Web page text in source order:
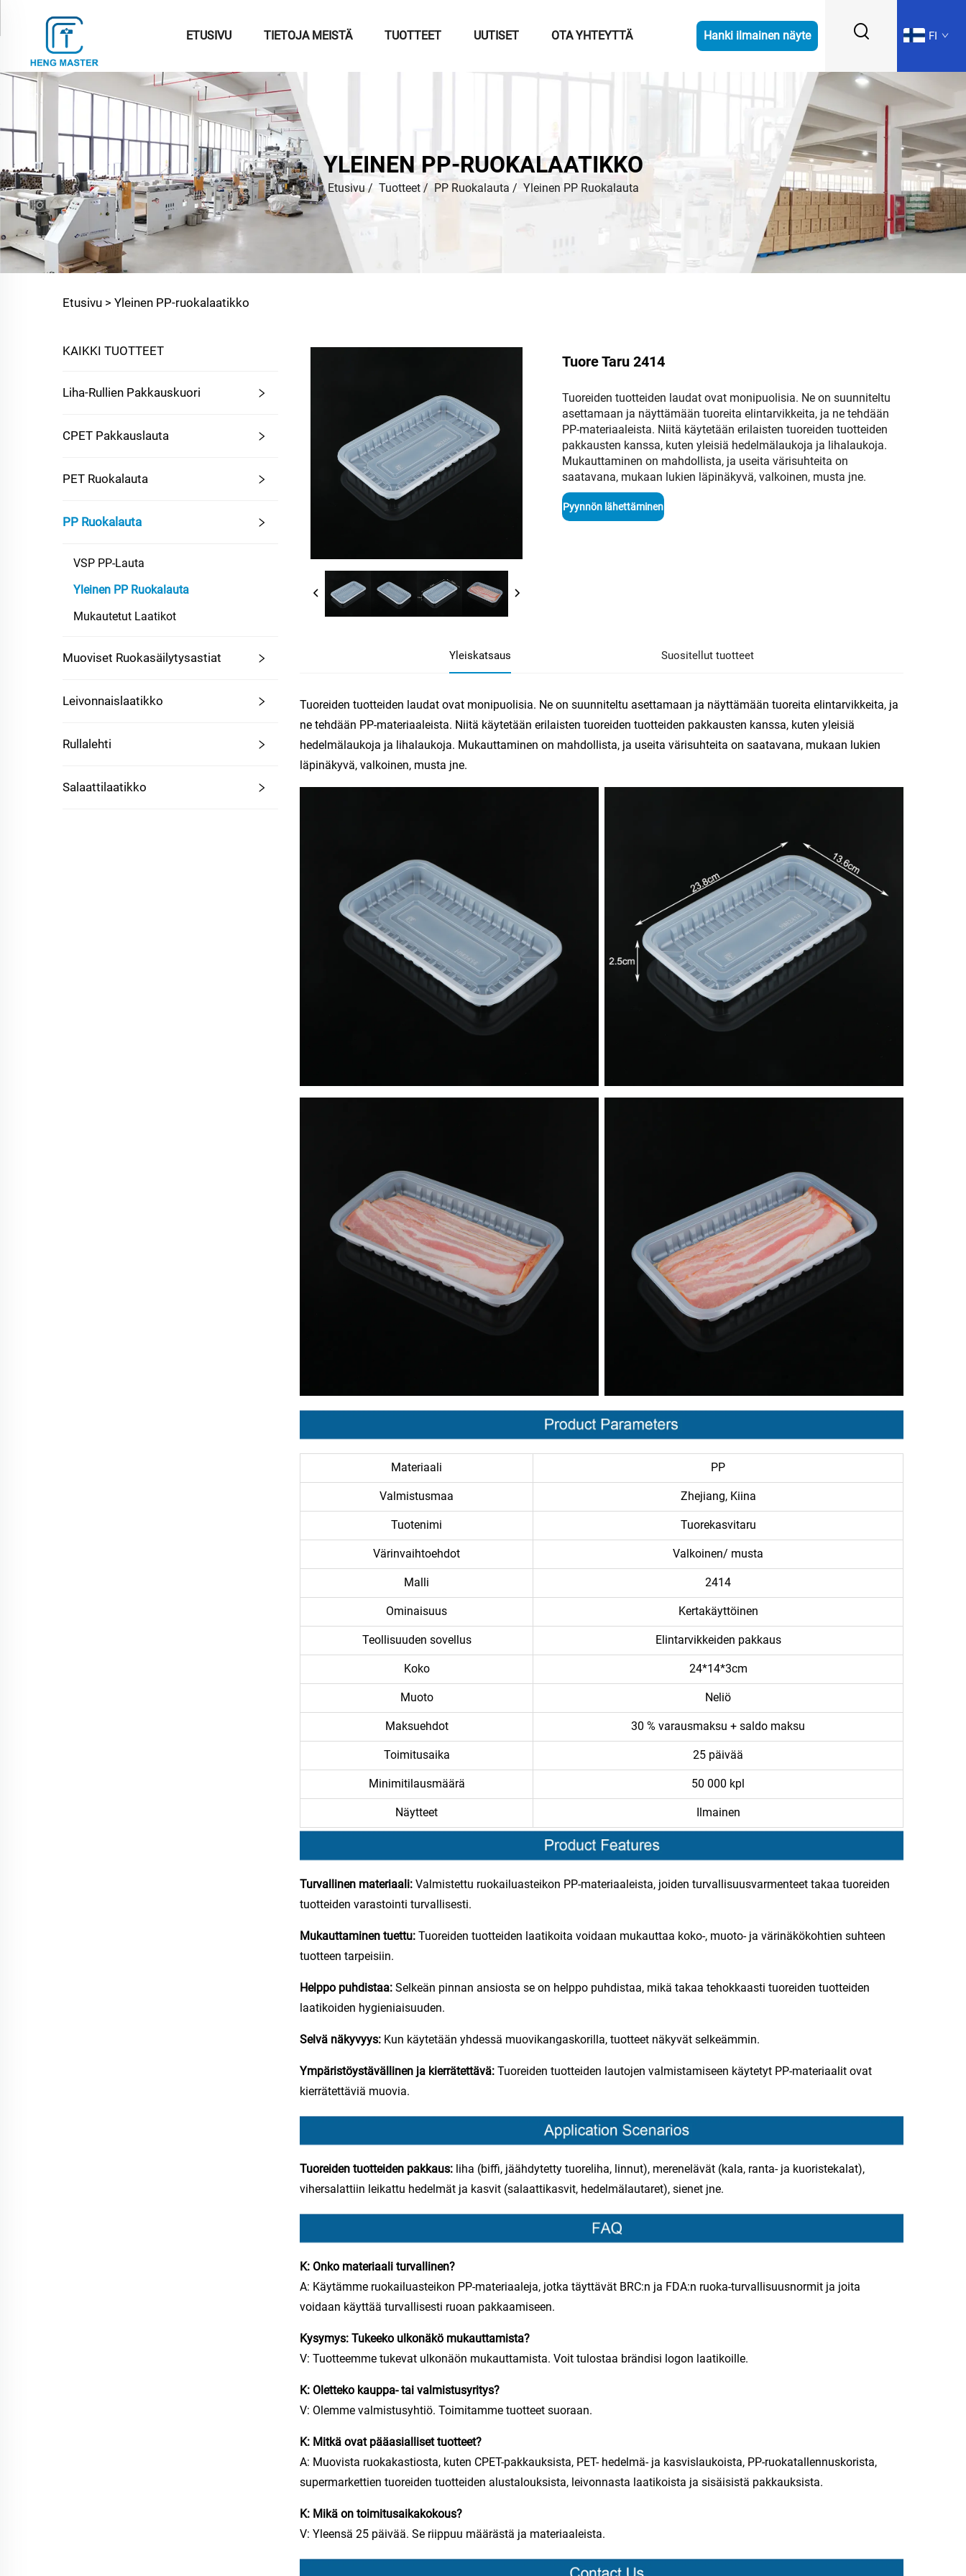
ETUSIVU TIETOJA MEISTÄ TUOTTEET UUTISET OTA YHTEYTTÄ Hanki ilmainen näyte FI
YLEINEN PP-RUOKALAATIKKO
Etusivu/ Tuotteet/ PP Ruokalauta / Yleinen PP Ruokalauta
Etusivu > Yleinen PP-ruokalaatikko
KAIKKI TUOTTEET
Liha-Rullien Pakkauskuori
CPET Pakkauslauta
PET Ruokalauta
PP Ruokalauta
VSP PP-Lauta
Yleinen PP Ruokalauta
Mukautetut Laatikot
Muoviset Ruokasäilytysastiat
Leivonnaislaatikko
Rullalehti
Salaattilaatikko
Tuore Taru 2414
Tuoreiden tuotteiden laudat ovat monipuolisia. Ne on suunniteltu
asettamaan ja näyttämään tuoreita elintarvikkeita, ja ne tehdään
PP-materiaaleista. Niitä käytetään erilaisten tuoreiden tuotteiden
pakkausten kanssa, kuten yleisiä hedelmälaukoja ja lihalaukoja.
Mukauttaminen on mahdollista, ja useita värisuhteita on
saatavana, mukaan lukien läpinäkyvä, valkoinen, musta jne.
Pyynnön lähettäminen
Yleiskatsaus Suositellut tuotteet
Tuoreiden tuotteiden laudat ovat monipuolisia. Ne on suunniteltu asettamaan ja näyttämään tuoreita elintarvikkeita, ja
ne tehdään PP-materiaaleista. Niitä käytetään erilaisten tuoreiden tuotteiden pakkausten kanssa, kuten yleisiä
hedelmälaukoja ja lihalaukoja. Mukauttaminen on mahdollista, ja useita värisuhteita on saatavana, mukaan lukien
läpinäkyvä, valkoinen, musta jne.
Materiaali PP
Valmistusmaa Zhejiang, Kiina
Tuotenimi Tuorekasvitaru
Värinvaihtoehdot Valkoinen/ musta
Malli 2414
Ominaisuus Kertakäyttöinen
Teollisuuden sovellus Elintarvikkeiden pakkaus
Koko 24*14*3cm
Muoto Neliö
Maksuehdot 30 % varausmaksu + saldo maksu
Toimitusaika 25 päivää
Minimitilausmäärä 50 000 kpl
Näytteet Ilmainen
Turvallinen materiaali: Valmistettu ruokailuasteikon PP-materiaaleista, joiden turvallisuusvarmenteet takaa tuoreiden
tuotteiden varastointi turvallisesti.
Mukauttaminen tuettu: Tuoreiden tuotteiden laatikoita voidaan mukauttaa koko-, muoto- ja värinäkökohtien suhteen
tuotteen tarpeisiin.
Helppo puhdistaa: Selkeän pinnan ansiosta se on helppo puhdistaa, mikä takaa tehokkaasti tuoreiden tuotteiden
laatikoiden hygieniaisuuden.
Selvä näkyvyys: Kun käytetään yhdessä muovikangaskorilla, tuotteet näkyvät selkeämmin.
Ympäristöystävällinen ja kierrätettävä: Tuoreiden tuotteiden lautojen valmistamiseen käytetyt PP-materiaalit ovat
kierrätettäviä muovia.
Tuoreiden tuotteiden pakkaus: liha (biffi, jäähdytetty tuoreliha, linnut), merenelävät (kala, ranta- ja kuoristekalat),
vihersalattiin leikattu hedelmät ja kasvit (salaattikasvit, hedelmälautaret), sienet jne.
K: Onko materiaali turvallinen?
A: Käytämme ruokailuasteikon PP-materiaaleja, jotka täyttävät BRC:n ja FDA:n ruoka-turvallisuusnormit ja joita
voidaan käyttää turvallisesti ruoan pakkaamiseen.
Kysymys: Tukeeko ulkonäkö mukauttamista?
V: Tuotteemme tukevat ulkonäön mukauttamista. Voit tulostaa brändisi logon laatikoille.
K: Oletteko kauppa- tai valmistusyritys?
V: Olemme valmistusyhtiö. Toimitamme tuotteet suoraan.
K: Mitkä ovat pääasialliset tuotteet?
A: Muovista ruokakastiosta, kuten CPET-pakkauksista, PET- hedelmä- ja kasvislaukoista, PP-ruokatallennuskorista,
supermarkettien tuoreiden tuotteiden alustalouksista, leivonnasta laatikoista ja sisäisistä pakkauksista.
K: Mikä on toimitusaikakokous?
V: Yleensä 25 päivää. Se riippuu määrästä ja materiaaleista.